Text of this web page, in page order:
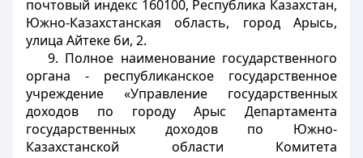
почтовый индекс 160100, Республика Казахстан,
Южно-Казахстанская область, город Арысь,
улица Айтеке би, 2.
9. Полное наименование государственного
органа - республиканское государственное
учреждение «Управление государственных
доходов по городу Арыс Департамента
государственных доходов по Южно-
Казахстанской области Комитета